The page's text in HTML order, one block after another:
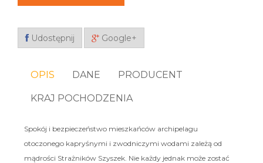
Udostępnij Google+
OPIS DANE PRODUCENT
KRAJ POCHODZENIA
Spokój i bezpieczeństwo mieszkańców archipelagu
otoczonego kapryśnymi i zwodniczymi wodami zależą od
mądrości Strażników Szyszek. Nie każdy jednak może zostać